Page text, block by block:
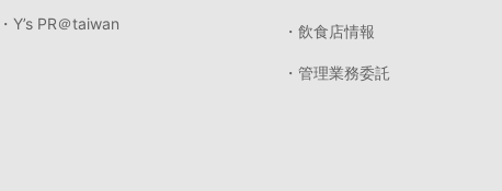
・Y’s PR＠taiwan ・飲食店情報
・管理業務委託